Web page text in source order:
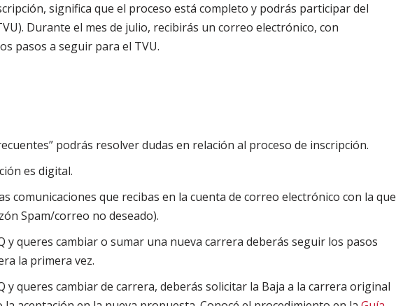
significa que el proceso está completo y podrás participar del
Durante el mes de julio, recibirás un correo electrónico, con
pasos a seguir para el TVU.
podrás resolver dudas en relación al proceso de inscripción.
es digital.
comunicaciones que recibas en la cuenta de correo electrónico con la que
Spam/correo no deseado).
y queres cambiar o sumar una nueva carrera deberás seguir los pasos
la primera vez.
y queres cambiar de carrera, deberás solicitar la Baja a la carrera original